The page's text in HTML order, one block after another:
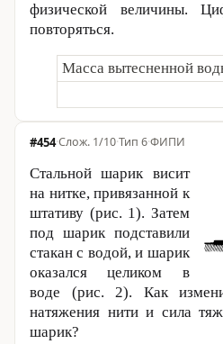
физической величины.
повторяться.
Масса вытесненной
#454· 1/10·Тип 6·ФИПИ
Стальной шарик висит
на нитке, привязанной к
штативу (рис. 1). Затем
под шарик подставили
стакан с водой, и шарик
оказался целиком в
воде (рис. 2). Как
натяжения нити и сила
шарик?